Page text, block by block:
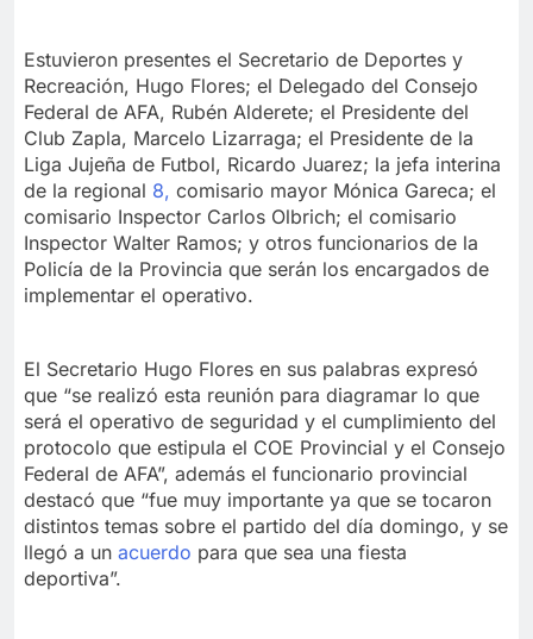
Estuvieron presentes el Secretario de Deportes y
Recreación, Hugo Flores; el Delegado del Consejo
Federal de AFA, Rubén Alderete; el Presidente del
Club Zapla, Marcelo Lizarraga; el Presidente de la
Liga Jujeña de Futbol, Ricardo Juarez; la jefa interina
de la regional 8, comisario mayor Mónica Gareca; el
comisario Inspector Carlos Olbrich; el comisario
Inspector Walter Ramos; y otros funcionarios de la
Policía de la Provincia que serán los encargados de
implementar el operativo.
El Secretario Hugo Flores en sus palabras expresó
que “se realizó esta reunión para diagramar lo que
será el operativo de seguridad y el cumplimiento del
protocolo que estipula el COE Provincial y el Consejo
Federal de AFA”, además el funcionario provincial
destacó que “fue muy importante ya que se tocaron
distintos temas sobre el partido del día domingo, y se
llegó a un acuerdo para que sea una fiesta
deportiva”.